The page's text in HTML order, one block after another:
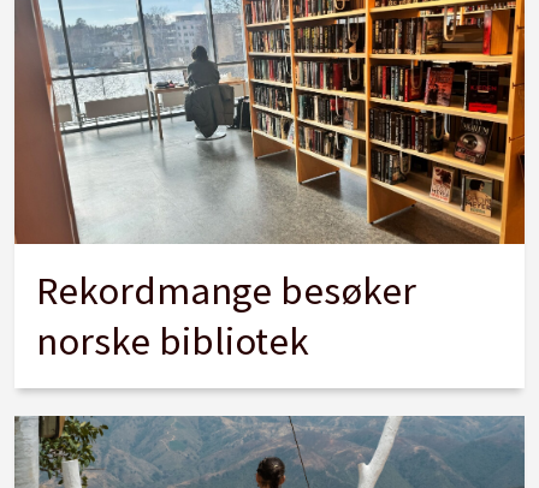
Rekordmange besøker
norske bibliotek